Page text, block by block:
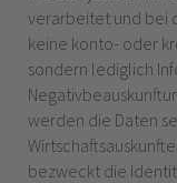
verarbeitet und bei
keine konto- oder
sondern lediglich
werden die Daten
bezweckt die